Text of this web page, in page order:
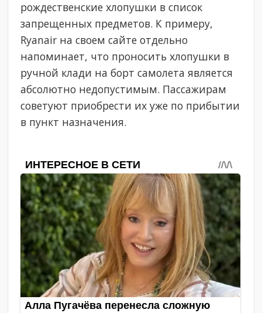
рождественские хлопушки в список
запрещенных предметов. К примеру,
Ryanair на своем сайте отдельно
напоминает, что проносить хлопушки в
ручной клади на борт самолета является
абсолютно недопустимым. Пассажирам
советуют приобрести их уже по прибытии
в пункт назначения.